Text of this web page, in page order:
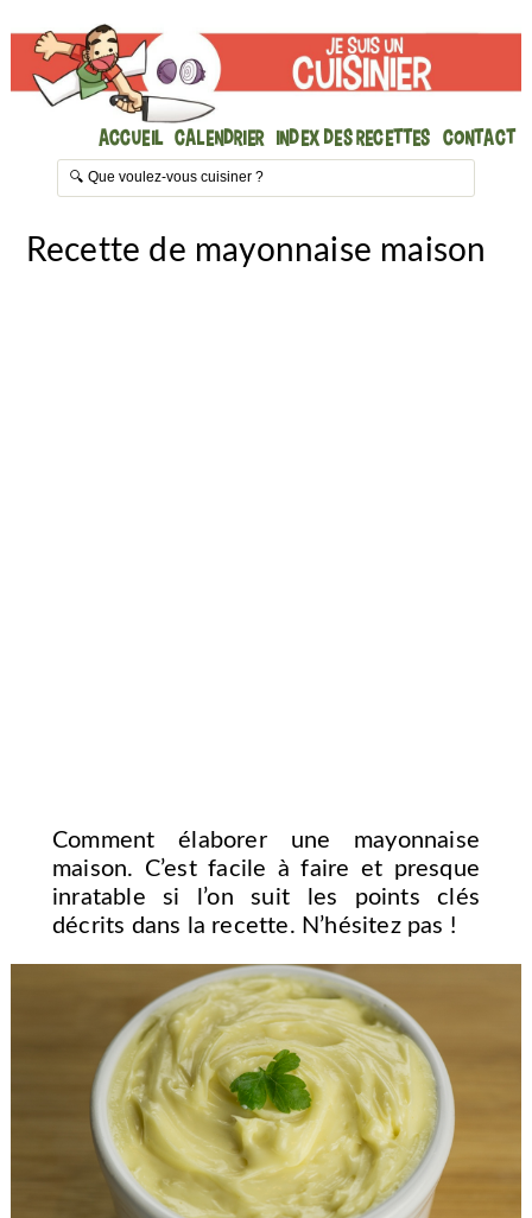
Accueil Calendrier Index des recettes Contact
Recette de mayonnaise maison
Comment élaborer une mayonnaise
maison. C’est facile à faire et presque
inratable si l’on suit les points clés
décrits dans la recette. N’hésitez pas !